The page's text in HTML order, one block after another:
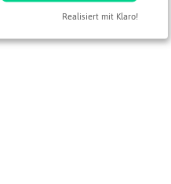
Realisiert mit Klaro!